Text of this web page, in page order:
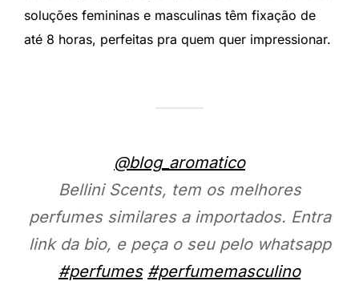
soluções femininas e masculinas têm fixação de
até 8 horas, perfeitas pra quem quer impressionar.
@blog_aromatico
Bellini Scents, tem os melhores
perfumes similares a importados. Entra
link da bio, e peça o seu pelo whatsapp
#perfumes #perfumemasculino